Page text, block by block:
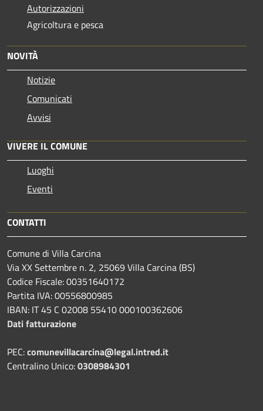
Autorizzazioni
Agricoltura e pesca
NOVITÀ
Notizie
Comunicati
Avvisi
VIVERE IL COMUNE
Luoghi
Eventi
CONTATTI
Comune di Villa Carcina
Via XX Settembre n. 2, 25069 Villa Carcina (BS)
Codice Fiscale: 00351640172
Partita IVA: 00556800985
IBAN: IT 45 C 02008 55410 000100362606
Dati fatturazione
PEC:comunevillacarcina@legal.intred.it
Centralino Unico:0308984301